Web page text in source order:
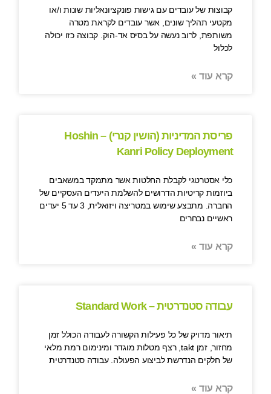
קבוצות של עובדים עם גישות פונקציונאליות שונות ו/או
מקטעי תהליך שונים, אשר עובדים לקראת מטרה
משותפת, לרוב נעשה על בסיס אד-הוק. קבוצה כזו יכולה
לכלול
קרא עוד »
פריסת המדיניות (הושין קנרי) – Hoshin
Kanri Policy Deployment
כלי אסטרטגי לקבלת החלטות אשר מתמקד במשאבים
ביוזמות קריטיות הדרושים להשלמת היעדים העסקיים של
החברה. מתבצע שימוש במטריצה ויזואלית, 3 עד 5 יעדים
ראשיים נבחרים
קרא עוד »
עבודה סטנדרטית – Standard Work
תיאור מדויק של כל פעילות הקשורה לעבודה הכולל זמן
מחזור, זמן takt, רצף מטלות מוגדר ומינימום רמת מלאי
של חלקים הנדרשת לביצוע הפעולה. עבודה סטנדרטית
קרא עוד »